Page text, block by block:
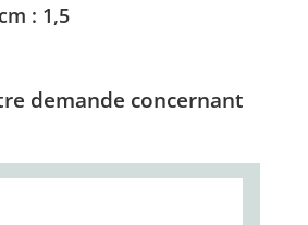
: 1,5
demande concernant